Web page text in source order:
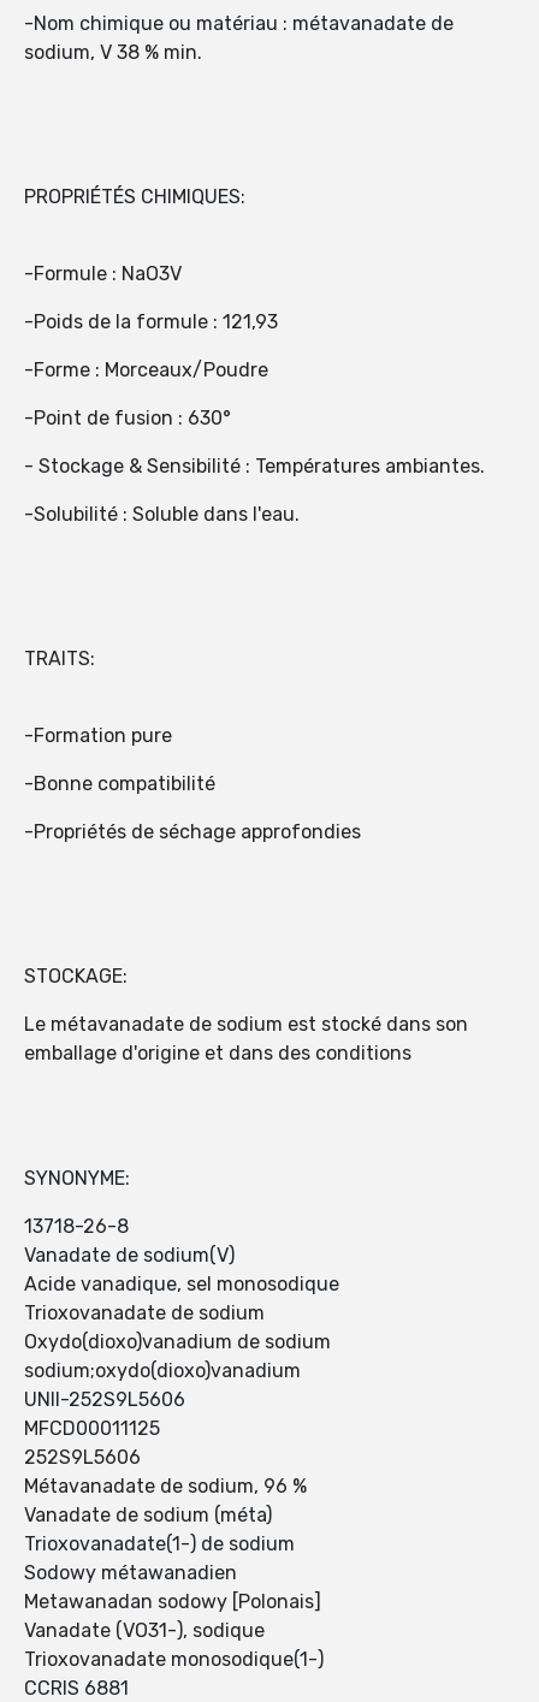
-Nom chimique ou matériau : métavanadate de
sodium, V 38 % min.
PROPRIÉTÉS CHIMIQUES:
-Formule : NaO3V
-Poids de la formule : 121,93
-Forme : Morceaux/Poudre
-Point de fusion : 630°
- Stockage & Sensibilité : Températures ambiantes.
-Solubilité : Soluble dans l'eau.
TRAITS:
-Formation pure
-Bonne compatibilité
-Propriétés de séchage approfondies
STOCKAGE:
Le métavanadate de sodium est stocké dans son
emballage d'origine et dans des conditions
SYNONYME:
13718-26-8
Vanadate de sodium(V)
Acide vanadique, sel monosodique
Trioxovanadate de sodium
Oxydo(dioxo)vanadium de sodium
sodium;oxydo(dioxo)vanadium
UNII-252S9L5606
MFCD00011125
252S9L5606
Métavanadate de sodium, 96 %
Vanadate de sodium (méta)
Trioxovanadate(1-) de sodium
Sodowy métawanadien
Metawanadan sodowy [Polonais]
Vanadate (VO31-), sodique
Trioxovanadate monosodique(1-)
CCRIS 6881